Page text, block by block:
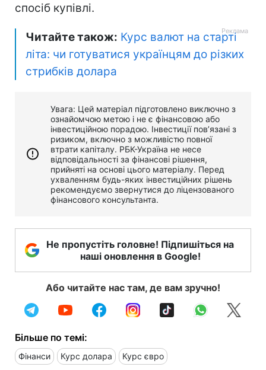
спосіб купівлі.
Читайте також: Курс валют на старті
літа: чи готуватися українцям до різких
стрибків долара
Увага: Цей матеріал підготовлено виключно з
ознайомчою метою і не є фінансовою або
інвестиційною порадою. Інвестиції пов’язані з
ризиком, включно з можливістю повної
втрати капіталу. РБК-Україна не несе
відповідальності за фінансові рішення,
прийняті на основі цього матеріалу. Перед
ухваленням будь-яких інвестиційних рішень
рекомендуємо звернутися до ліцензованого
фінансового консультанта.
Не пропустіть головне! Підпишіться на
наші оновлення в Google!
Або читайте нас там, де вам зручно!
Більше по темі:
Фінанси Курс долара Курс євро